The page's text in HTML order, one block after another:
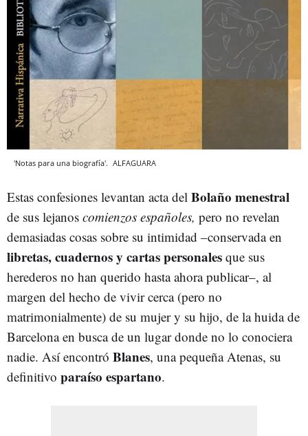
'Notas para una biografía'. ALFAGUARA
Estas confesiones levantan acta del Bolaño menestral
de sus lejanos comienzos españoles, pero no revelan
demasiadas cosas sobre su intimidad –conservada en
libretas, cuadernos y cartas personales que sus
herederos no han querido hasta ahora publicar–, al
margen del hecho de vivir cerca (pero no
matrimonialmente) de su mujer y su hijo, de la huida de
Barcelona en busca de un lugar donde no lo conociera
nadie. Así encontró Blanes, una pequeña Atenas, su
definitivo paraíso espartano.